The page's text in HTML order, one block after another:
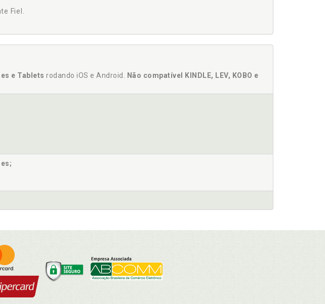
Fiel.
e Tablets rodando iOS e Android.
Não compatível KINDLE, LEV, KOBO e